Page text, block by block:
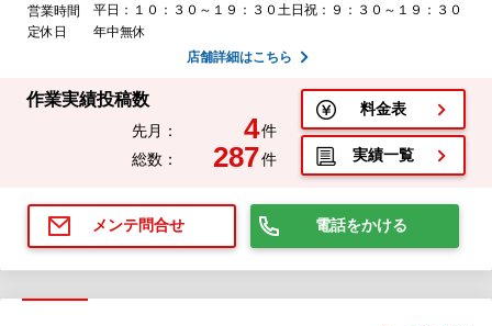
営業時間
平日：１０：３０～１９：３０土日祝：９：３０～１９：３０
定休日
年中無休
店舗詳細はこちら
作業実績投稿数
先月： 4件
総数：
287件
料金表
実績一覧
メンテ問合せ 電話をかける